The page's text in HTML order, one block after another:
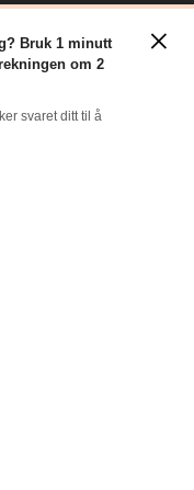
Bruk 1 minutt
om 2
svaret ditt til å
×